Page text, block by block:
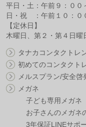
平日・土：午前９：００
日・祝 ：午前１０：０
【定休日】
木曜日、第２・第４日曜
タナカコンタクトレ
初めてのコンタクト
メルスプラン/安全啓
メガネ
子ども専用メガネ
お子さんのメガネ
3年保証LINEサポ